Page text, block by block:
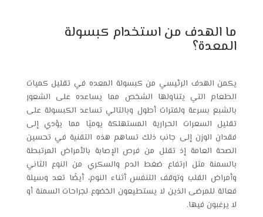
ما الهدف من استخدام كبسولة
المعدة؟
يكمن الهدف الرئيسي من كبسولة المعده في تقليل كميات
الطعام التي يتناولها الشخص مما يساعده على الشعور
بالشبع بسرعة ولفترات أطول وبالتالي تساعد الكبسولة على
تقليل السعرات الحرارية المستهلكة يوميًا مما يؤدي إلى
فقدان الوزن إلى جانب ذلك تساهم هذه التقنية في تحسين
الصحة العامة إذ تقلل من فرص الإصابة بالأمراض المرتبطة
بالسمنة مثل ارتفاع ضغط الدم والسكري من النوع الثاني
وأمراض القلب وتوقف التنفس أثناء النوم، أيضًا تعد وسيلة
فعالة للمرضى الذين لا يستطيعون الخضوع لجراحات السمنة أو
لا يرغبون فيها.